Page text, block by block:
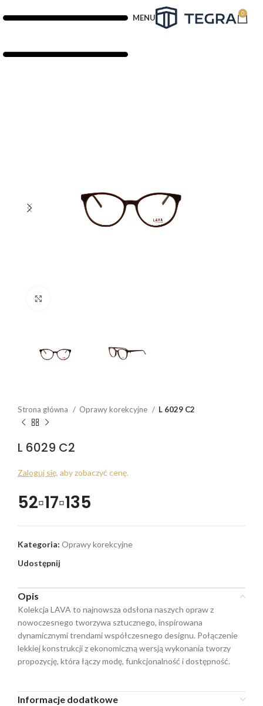
MENU 0
Strona główna Oprawy korekcyjne L 6029 C2
L 6029 C2
Zaloguj się, aby zobaczyć cenę.
52▫17▫135
Kategoria: Oprawy korekcyjne
Udostępnij
Opis
Kolekcja LAVA to najnowsza odsłona naszych opraw z
nowoczesnego tworzywa sztucznego, inspirowana
dynamicznymi trendami współczesnego designu. Połączenie
lekkiej konstrukcji z ekonomiczną wersją wykonania tworzy
propozycję, która łączy modę, funkcjonalność i dostępność.
Informacje dodatkowe